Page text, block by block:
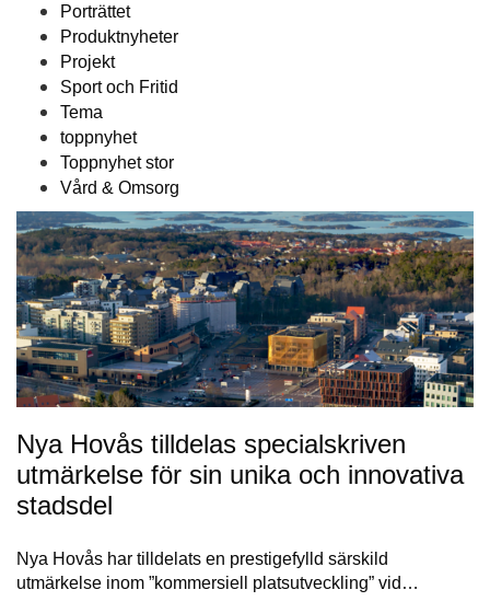
Porträttet
Produktnyheter
Projekt
Sport och Fritid
Tema
toppnyhet
Toppnyhet stor
Vård & Omsorg
Nya Hovås tilldelas specialskriven
utmärkelse för sin unika och innovativa
stadsdel
Nya Hovås har tilldelats en prestigefylld särskild
utmärkelse inom ”kommersiell platsutveckling” vid…